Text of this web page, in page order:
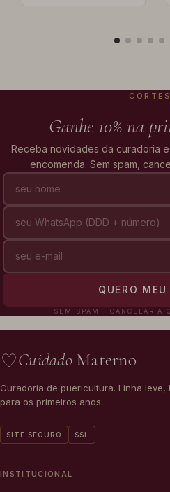
Ganhe 10% na
Receba novidades da curadoria
encomenda. Sem spam,
QUERO
SEM SPAM · CANCELAR A
Cuidado Materno
Curadoria de puericultura. Linha
para os primeiros anos.
SITE SEGURO SSL
INSTITUCIONAL